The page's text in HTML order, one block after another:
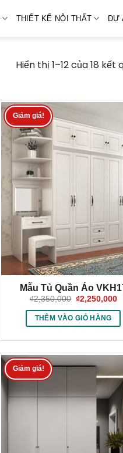
THIẾT KẾ NỘI THẤT DỰ
Hiển thị 1–12 của 18 kết
Giảm giá!
Mẫu Tủ Quần Áo
₫2,350,000 Giá
là:
₫2,350,000.
₫2,250,000
tại
là:
THÊM VÀO GIỎ HÀNG
Giảm giá!